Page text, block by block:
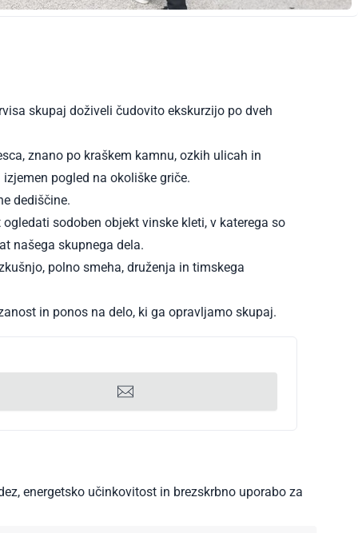
skupaj doživeli čudovito ekskurzijo po dveh
znano po kraškem kamnu, ozkih ulicah in
pogled na okoliške griče.
dediščine.
sodoben objekt vinske kleti, v katerega so
našega skupnega dela.
polno smeha, druženja in timskega
in ponos na delo, ki ga opravljamo skupaj.
energetsko učinkovitost in brezskrbno uporabo za